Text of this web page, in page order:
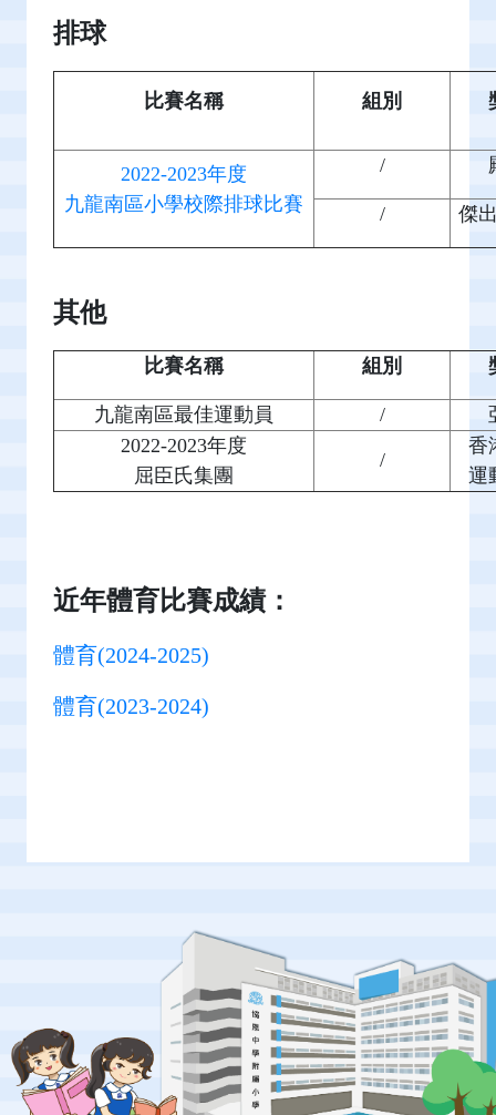
排球
比賽名稱 組別
2022-2023年度
九龍南區小學校際排球比賽
/
/ 傑
其他
比賽名稱 組別
九龍南區最佳運動員 /
2022-2023年度
屈臣氏集團
/
香
運
近年體育比賽成績：
體育(2024-2025)
體育(2023-2024)